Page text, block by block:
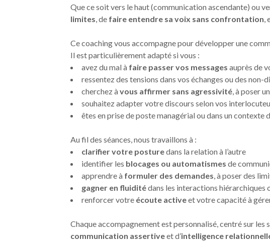
Que ce soit vers le haut (communication ascendante) ou
limites , de faire entendre sa voix sans confrontation ,
Ce coaching vous accompagne pour développer une
Il est particulièrement adapté si vous :
avez du mal à faire passer vos messages auprès de
ressentez des tensions dans vos échanges ou des
cherchez à vous affirmer sans agressivité , à poser
souhaitez adapter votre discours selon vos
êtes en prise de poste managérial ou dans un contexte
Au fil des séances, nous travaillons à :
clarifier votre posturedans la relation à l’autre
identifier les blocages ou automatismes de
apprendre à formuler des demandes , à poser des
gagner en fluiditédans les interactions hiérarchiques
renforcer votre écoute activeet votre capacité à
Chaque accompagnement est personnalisé, centré sur
communication assertiveet d’intelligence